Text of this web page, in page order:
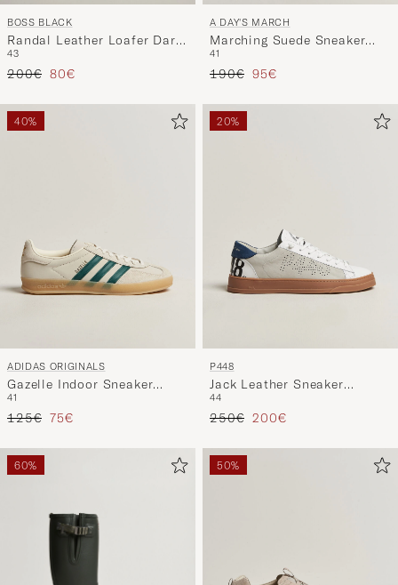
BOSS BLACK
Randal Leather Loafer Dark
Brown
43
Precio ordinario
200€ Precio reducido
80€
A DAY'S MARCH
Marching Suede Sneaker
Navy
41
Precio ordinario
190€ Precio reducido
95€
40%
ADIDAS ORIGINALS
Gazelle Indoor Sneaker
Beige/Green
41
Precio ordinario
125€ Precio reducido
75€
20%
P448
Jack Leather Sneaker
White/Navy
44
Precio ordinario
250€ Precio reducido
200€
60% 50%